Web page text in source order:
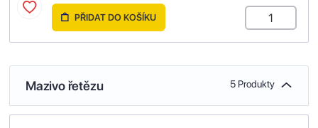
PŘIDAT DO KOŠÍKU
Mazivo řetězu 5 Produkty